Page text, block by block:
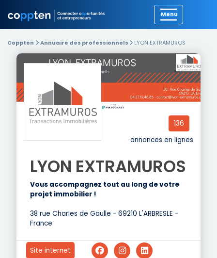
Coppten Annuaire des professionnels LYON EXTRAMUROS
136
annonces en lignes
LYON EXTRAMUROS
Vous accompagnez tout au long de votre
projet immobilier !
38 rue Charles de Gaulle - 69210 L'ARBRESLE -
France
Site internet